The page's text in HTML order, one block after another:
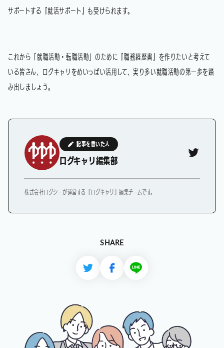
サポートする『就活サポート』も受けられます。
これから「就職活動・転職活動」のために『職務経歴書』を作りたいと考えて
いる皆さん、ログキャリをめいっぱい活用して、実り多い就職活動の第一歩を踏
み出しましょう。
記事を書いた人
ログキャリ編集部
株式会社ログシーが運営する『ログキャリ』編集チームです。
SHARE